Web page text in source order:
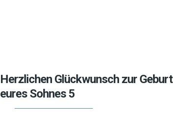
Herzlichen Glückwunsch zur Geburt
eures Sohnes 5